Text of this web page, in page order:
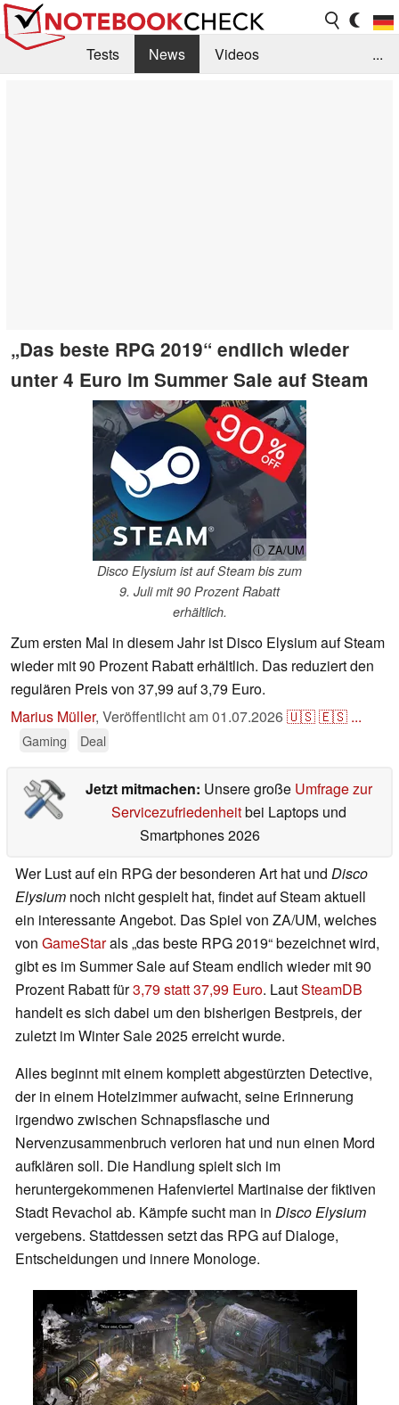
Tests News
Videos
...
„Das beste RPG 2019“ endlich wieder
unter 4 Euro im Summer Sale auf Steam
ⓘ ZA/UM
Disco Elysium ist auf Steam bis zum
9. Juli mit 90 Prozent Rabatt
erhältlich.
Zum ersten Mal in diesem Jahr ist Disco Elysium auf Steam
wieder mit 90 Prozent Rabatt erhältlich. Das reduziert den
regulären Preis von 37,99 auf 3,79 Euro.
Marius Müller, Veröffentlicht am01.07.2026🇺🇸🇪🇸 ...
Gaming Deal
Jetzt mitmachen: Unsere große Umfrage zur
Servicezufriedenheitbei Laptops und
Smartphones 2026
Wer Lust auf ein RPG der besonderen Art hat und Disco
Elysium noch nicht gespielt hat, findet auf Steam aktuell
ein interessante Angebot. Das Spiel von ZA/UM, welches
von GameStarals „das beste RPG 2019“ bezeichnet wird,
gibt es im Summer Sale auf Steam endlich wieder mit 90
Prozent Rabatt für3,79 statt 37,99 Euro. LautSteamDB
handelt es sich dabei um den bisherigen Bestpreis, der
zuletzt im Winter Sale 2025 erreicht wurde.
Alles beginnt mit einem komplett abgestürzten Detective,
der in einem Hotelzimmer aufwacht, seine Erinnerung
irgendwo zwischen Schnapsflasche und
Nervenzusammenbruch verloren hat und nun einen Mord
aufklären soll. Die Handlung spielt sich im
heruntergekommenen Hafenviertel Martinaise der fiktiven
Stadt Revachol ab. Kämpfe sucht man in Disco Elysium
vergebens. Stattdessen setzt das RPG auf Dialoge,
Entscheidungen und innere Monologe.